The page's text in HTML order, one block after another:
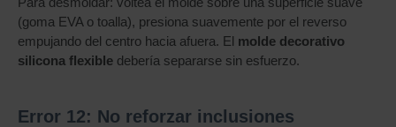
(goma EVA o toalla), presiona suavemente por el reverso
empujando del centro hacia afuera. El molde decorativo
silicona flexible debería separarse sin esfuerzo.
Error 12: No reforzar inclusiones